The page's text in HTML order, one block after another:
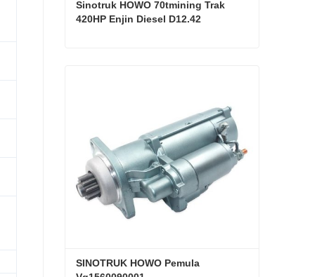
Sinotruk HOWO 70tmining Trak
420HP Enjin Diesel D12.42
SINOTRUK HOWO Pemula